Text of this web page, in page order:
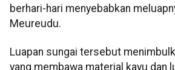
berhari-hari menyebabkan
Meureudu.
Luapan sungai tersebut
yang membawa material kayu dan